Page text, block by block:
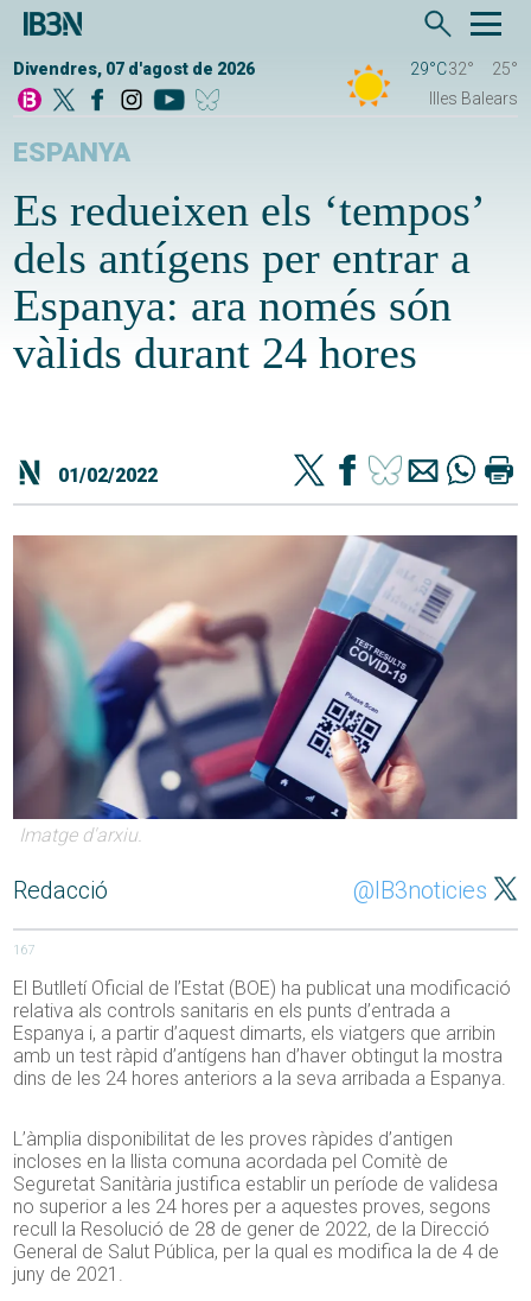
Divendres, 07 d'agost de 2026 29°C32°
25°
Illes Balears
ESPANYA
Es redueixen els ‘tempos’
dels antígens per entrar a
Espanya: ara només són
vàlids durant 24 hores
01/02/2022
Imatge d'arxiu.
Redacció @IB3noticies
167
El Butlletí Oficial de l’Estat (BOE) ha publicat una modificació
relativa als controls sanitaris en els punts d’entrada a
Espanya i, a partir d’aquest dimarts, els viatgers que arribin
amb un test ràpid d’antígens han d’haver obtingut la mostra
dins de les 24 hores anteriors a la seva arribada a Espanya.
L’àmplia disponibilitat de les proves ràpides d’antigen
incloses en la llista comuna acordada pel Comitè de
Seguretat Sanitària justifica establir un període de validesa
no superior a les 24 hores per a aquestes proves, segons
recull la Resolució de 28 de gener de 2022, de la Direcció
General de Salut Pública, per la qual es modifica la de 4 de
juny de 2021.